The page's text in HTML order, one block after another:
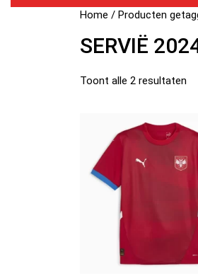
Home / Producten
SERVIË
Toont alle 2 resultaten